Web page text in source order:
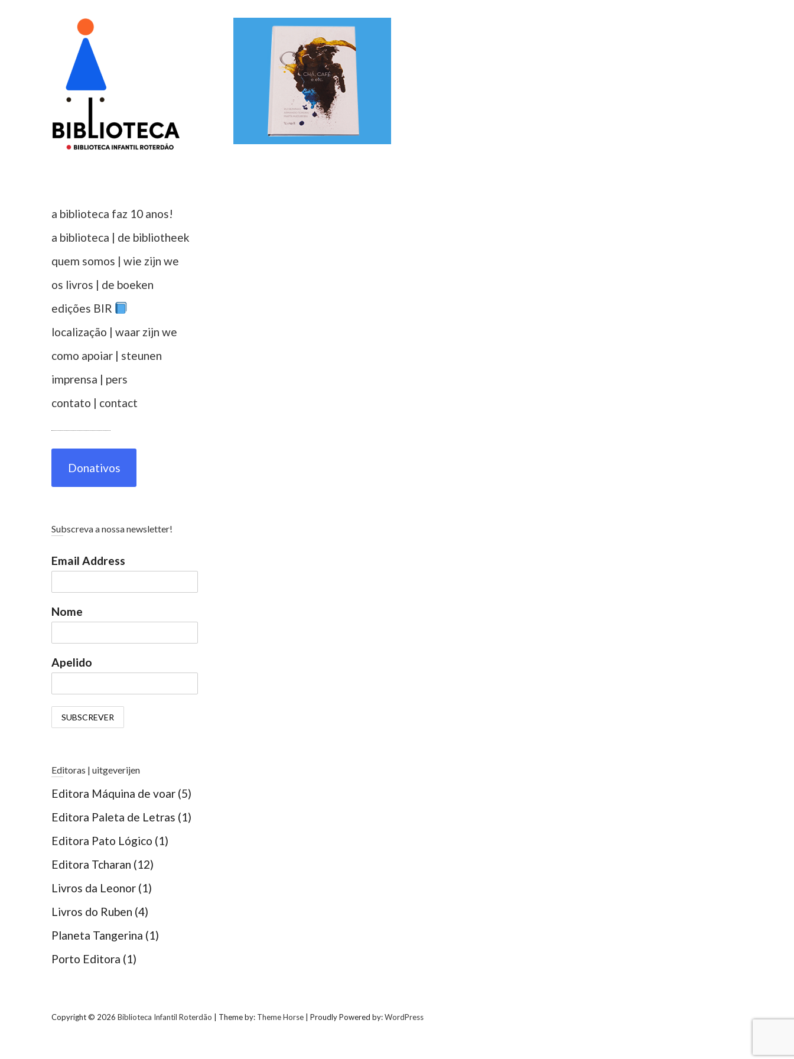
a biblioteca faz 10 anos!
a biblioteca | de bibliotheek
quem somos | wie zijn we
os livros | de boeken
edições BIR
localização | waar zijn we
como apoiar | steunen
imprensa | pers
contato | contact
Donativos
Subscreva a nossa newsletter!
Email Address
Nome
Apelido
Editoras | uitgeverijen
Editora Máquina de voar (5)
Editora Paleta de Letras (1)
Editora Pato Lógico (1)
Editora Tcharan (12)
Livros da Leonor (1)
Livros do Ruben (4)
Planeta Tangerina (1)
Porto Editora (1)
Copyright © 2026 Biblioteca Infantil Roterdão | Theme by: Theme Horse | Proudly Powered by:WordPress